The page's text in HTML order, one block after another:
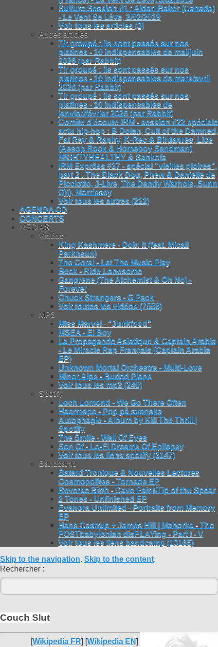
Sulfure Session #1 : Aidan Baker (Canada)
- Le Vent Se Lève, 3/02/2019
Voir tous les articles (3)
Autres articles
Tir groupé : ils sont passés sur nos
platines - 10 indispensables de mai/juin
2026 (par Rabbit)
Tir groupé : ils sont passés sur nos
platines - 10 indispensables de mars/avril
2026 (par Rabbit)
Tir groupé : ils sont passés sur nos
platines - 10 indispensables de
janvier/février 2026 (par Rabbit)
Comité d’écoute IRM - session #22 spéciale
actu hip-hop : B Dolan, Cult of the Damned,
Fat Ray & Raphy, K-Rec & Birdapres, Lice
(Aesop Rock & Homeboy Sandman),
MIGHTYHEALTHY & Sankofa
IRM Expr6ss #37 - spécial "vieilles gloires",
part 2 : The Black Dog, Phew & Danielle de
Picciotto, J-Live, The Dandy Warhols, Sunn
O))), Morrissey
Voir tous les autres (222)
AGENDA CD
CONCERTS
MEDIAS
Vidéos
King Kashmere - Doin It (feat. Micall
Parknsun)
The Coral - Let The Music Play
Beck - Ride Lonesome
Gangrene (The Alchemist & Oh No) -
Forever
Chuck Strangers - G Pack
Voir toutes les vidéos (7558)
MP3
Miss Marvel - "Junkfood"
MSEA - Ei Boy
La Propagande Asiatique & Captain Arabia
- Le Miracle Rap Français (Captain Arabia
EP)
Unknown Mortal Orchestra - Multi-Love
Minor Alps - Buried Plans
Voir tous les mp3 (240)
Spotify
Loch Lomond - We Go There Often
Haermape - Pop på svenska
Autophagie - Album by Kill The Thrill |
Spotify
The Smile - Wall Of Eyes
Son Of - Lo-Fi Dreams Of Epilepsy
Voir tous les liens spotify (3147)
Bandcamp
Batard Tronique & Nouvelles Lectures
Cosmopolites - Tornade EP
Reverse Birth - Cave Paint/Tip of the Spear
2 Tones - Unfinished EP
Evanora Unlimited - Portraits from Memory
EP
Hans Castrup + James Hill | Mahorka - The
POSTbabylonian disPLAYing - Part I - V
Voir tous les liens bandcamp (10165)
Skip to the navigation. Skip to the content.
Rechercher :
Couch Slut
[Wikipedia FR] [Wikipedia EN]